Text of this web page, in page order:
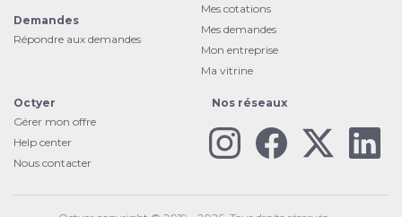
Demandes
Répondre aux demandes
Mes cotations
Mes demandes
Mon entreprise
Ma vitrine
Octyer
Gérer mon offre
Help center
Nous contacter
Nos réseaux